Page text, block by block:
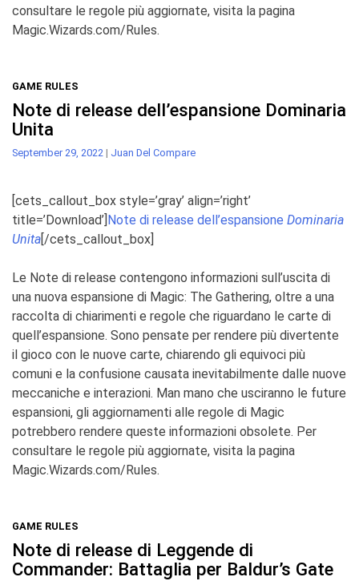
consultare le regole più aggiornate, visita la pagina
Magic.Wizards.com/Rules.
GAME RULES
Note di release dell’espansione Dominaria
Unita
September 29, 2022 | Juan Del Compare
[cets_callout_box style=’gray’ align=’right’
title=’Download’]Note di release dell’espansione Dominaria
Unita[/cets_callout_box]
Le Note di release contengono informazioni sull’uscita di
una nuova espansione di Magic: The Gathering, oltre a una
raccolta di chiarimenti e regole che riguardano le carte di
quell’espansione. Sono pensate per rendere più divertente
il gioco con le nuove carte, chiarendo gli equivoci più
comuni e la confusione causata inevitabilmente dalle nuove
meccaniche e interazioni. Man mano che usciranno le future
espansioni, gli aggiornamenti alle regole di Magic
potrebbero rendere queste informazioni obsolete. Per
consultare le regole più aggiornate, visita la pagina
Magic.Wizards.com/Rules.
GAME RULES
Note di release di Leggende di
Commander: Battaglia per Baldur’s Gate